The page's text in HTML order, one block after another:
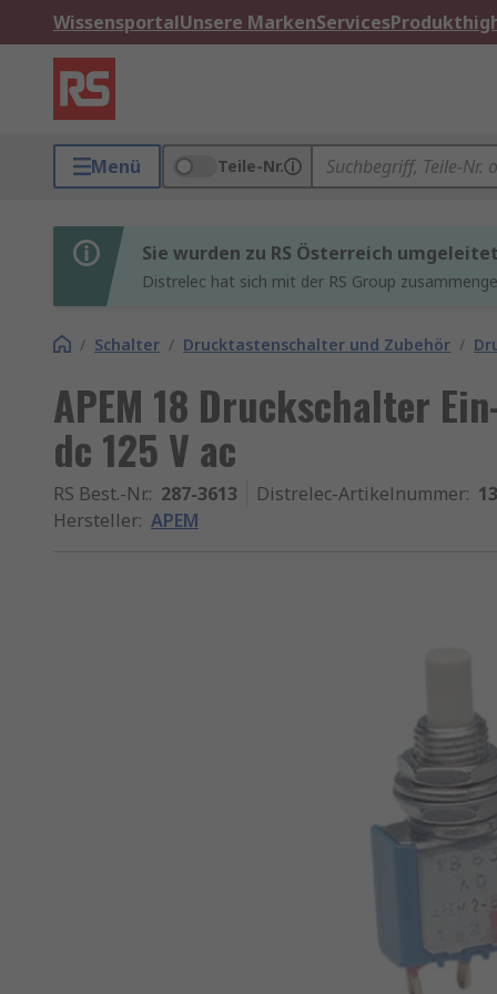
WissensportalUnsere MarkenServices
Menü Teile-Nr.
Sie wurden zu RS Österreich umgeleitet
Distrelec hat sich mit der RS Group
/ Schalter / Drucktastenschalter und Zubehör /
APEM 18 Druckschalter
dc 125 V ac
RS Best.-Nr.: 287-3613 Distrelec-Artikelnummer:
Hersteller: APEM